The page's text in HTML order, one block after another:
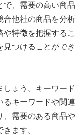
で、需要の高い商品
合他社の商品を分析
特徴を把握するこ
見つけることができ
しょう。キーワード
るキーワードや関連
、需要のある商品や
ます。